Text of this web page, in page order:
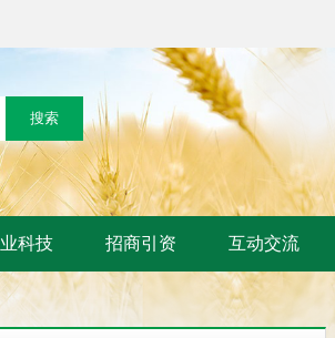
科技 招商引资 互动交流